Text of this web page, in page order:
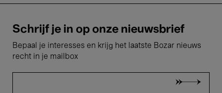
Schrijf je in op onze nieuwsbrief
Bepaal je interesses en krijg het laatste Bozar nieuws
recht in je mailbox